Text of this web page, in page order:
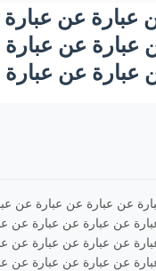
عن
عن
عن
عن عبارة عن عبارة
عن عبارة عن عبارة عن
عن عبارة عن عبارة عن
عن عبارة عن عبارة عن